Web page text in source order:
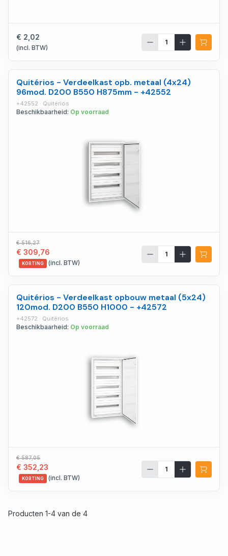
€ 2,02
(incl. BTW)
Quitérios - Verdeelkast opb. metaal (4x24)
96mod. D200 B550 H875mm - +42552
+42552 · Quitérios
Beschikbaarheid: Op voorraad
€ 516,27
€ 309,76
KORTING (incl. BTW)
Quitérios - Verdeelkast opbouw metaal (5x24)
120mod. D200 B550 H1000 - +42572
+42572 · Quitérios
Beschikbaarheid: Op voorraad
€ 587,05
€ 352,23
KORTING (incl. BTW)
Producten 1-4 van de 4